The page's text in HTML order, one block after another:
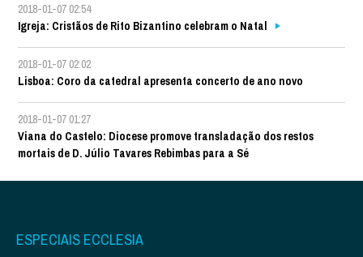
2018-01-07 02:54
Igreja: Cristãos de Rito Bizantino celebram o Natal
2018-01-07 02:02
Lisboa: Coro da catedral apresenta concerto de ano novo
2018-01-07 01:27
Viana do Castelo: Diocese promove transladação dos restos
mortais de D. Júlio Tavares Rebimbas para a Sé
ESPECIAIS ECCLESIA